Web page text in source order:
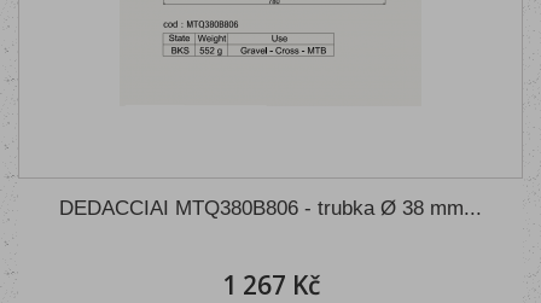
DEDACCIAI MTQ380B806 - trubka Ø 38 mm...
1 267 Kč